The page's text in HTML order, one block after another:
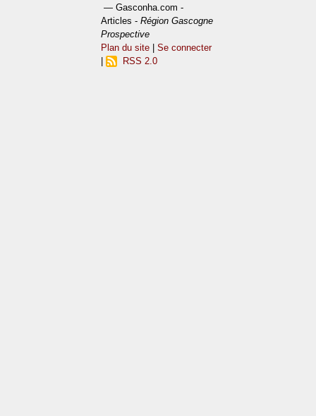
— Gasconha.com -
Articles -Région Gascogne
Prospective
Plan du site |Se connecter
RSS 2.0